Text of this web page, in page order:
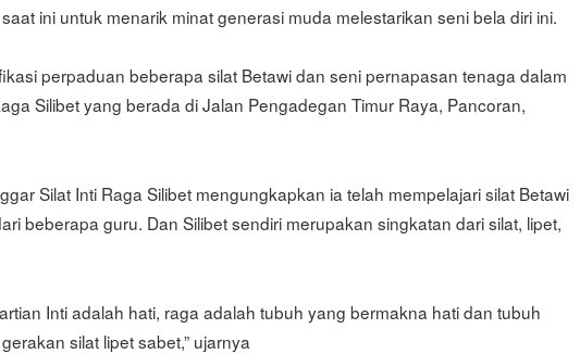
ini untuk menarik minat generasi muda melestarikan seni bela diri ini.
perpaduan beberapa silat Betawi dan seni pernapasan tenaga dalam
Silibet yang berada di Jalan Pengadegan Timur Raya, Pancoran,
Silat Inti Raga Silibet mengungkapkan ia telah mempelajari silat Betawi
beberapa guru. Dan Silibet sendiri merupakan singkatan dari silat, lipet,
Inti adalah hati, raga adalah tubuh yang bermakna hati dan tubuh
silat lipet sabet,” ujarnya